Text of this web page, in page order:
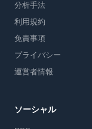
分析手法
利用規約
免責事項
プライバシー
運営者情報
ソーシャル